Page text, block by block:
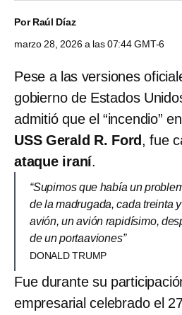
PorRaúl Díaz
marzo 28, 2026 a las 07:44 GMT-6
Pese a las versiones
gobierno de Estados
admitió que el “incendio”
USS Gerald R. Ford , fue
ataque iraní.
“Supimos que había un
de la madrugada, cada treinta
avión, un avión rapidísimo,
de un portaaviones”
DONALD TRUMP
Fue durante su
empresarial celebrado el